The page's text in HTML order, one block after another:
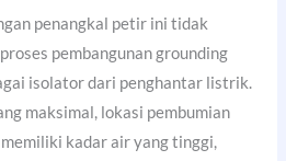
penangkal petir ini tidak
pembangunan grounding
isolator dari penghantar listrik.
maksimal, lokasi pembumian
kadar air yang tinggi,